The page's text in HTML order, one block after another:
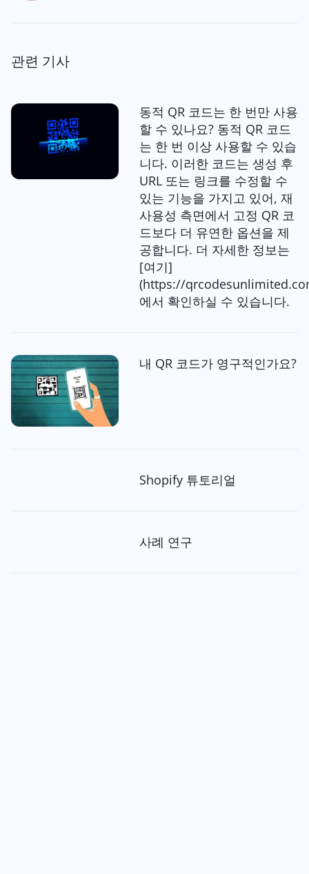
관련 기사
동적 QR 코드는 한 번만 사용
할 수 있나요? 동적 QR 코드
는 한 번 이상 사용할 수 있습
니다. 이러한 코드는 생성 후
URL 또는 링크를 수정할 수
있는 기능을 가지고 있어, 재
사용성 측면에서 고정 QR 코
드보다 더 유연한 옵션을 제
공합니다. 더 자세한 정보는
[여기]
(https://
에서 확인하실 수 있습니다.
내 QR 코드가 영구적인가요?
Shopify 튜토리얼
사례 연구